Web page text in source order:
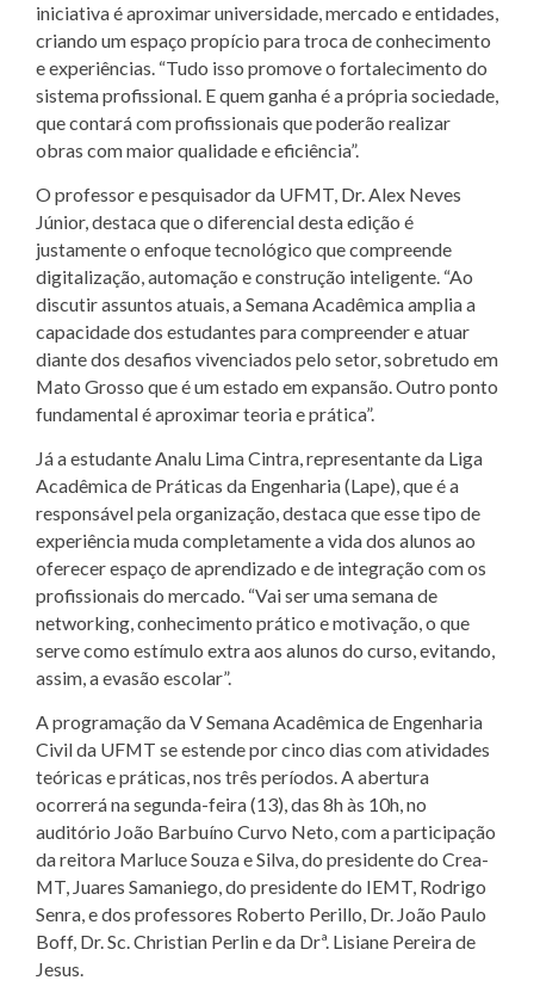
iniciativa é aproximar universidade, mercado e entidades,
criando um espaço propício para troca de conhecimento
e experiências. “Tudo isso promove o fortalecimento do
sistema profissional. E quem ganha é a própria sociedade,
que contará com profissionais que poderão realizar
obras com maior qualidade e eficiência”.
O professor e pesquisador da UFMT, Dr. Alex Neves
Júnior, destaca que o diferencial desta edição é
justamente o enfoque tecnológico que compreende
digitalização, automação e construção inteligente. “Ao
discutir assuntos atuais, a Semana Acadêmica amplia a
capacidade dos estudantes para compreender e atuar
diante dos desafios vivenciados pelo setor, sobretudo em
Mato Grosso que é um estado em expansão. Outro ponto
fundamental é aproximar teoria e prática”.
Já a estudante Analu Lima Cintra, representante da Liga
Acadêmica de Práticas da Engenharia (Lape), que é a
responsável pela organização, destaca que esse tipo de
experiência muda completamente a vida dos alunos ao
oferecer espaço de aprendizado e de integração com os
profissionais do mercado. “Vai ser uma semana de
networking, conhecimento prático e motivação, o que
serve como estímulo extra aos alunos do curso, evitando,
assim, a evasão escolar”.
A programação da V Semana Acadêmica de Engenharia
Civil da UFMT se estende por cinco dias com atividades
teóricas e práticas, nos três períodos. A abertura
ocorrerá na segunda-feira (13), das 8h às 10h, no
auditório João Barbuíno Curvo Neto, com a participação
da reitora Marluce Souza e Silva, do presidente do Crea-
MT, Juares Samaniego, do presidente do IEMT, Rodrigo
Senra, e dos professores Roberto Perillo, Dr. João Paulo
Boff, Dr. Sc. Christian Perlin e da Drª. Lisiane Pereira de
Jesus.